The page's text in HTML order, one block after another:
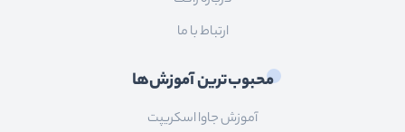
ارتباط با ما
محبوب‌ترین آموزش‌ها
آموزش جاوا اسکریپت